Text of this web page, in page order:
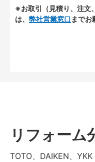
※お取引（見積り、注文
は、 弊社営業窓口 までお
リフォーム
TOTO、DAIKEN、